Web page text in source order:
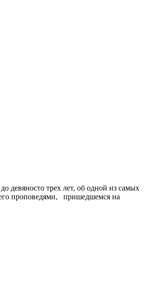
девяносто трех лет, об одной из самых
проповедями, пришедшемся на